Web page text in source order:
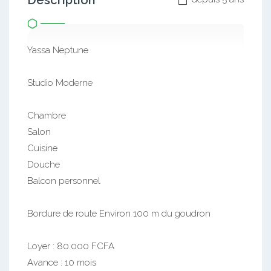
Yassa Neptune
Studio Moderne
Chambre
Salon
Cuisine
Douche
Balcon personnel
Bordure de route Environ 100 m du goudron
Loyer : 80.000 FCFA
Avance : 10 mois